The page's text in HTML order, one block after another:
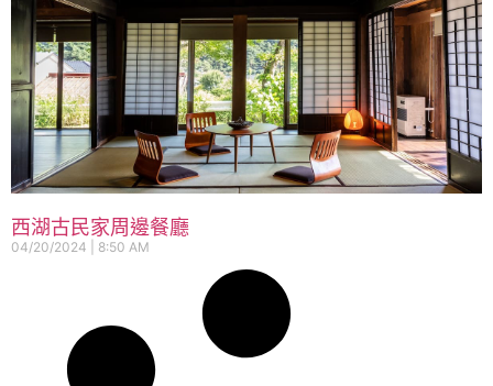
西湖古民家周邊餐廳
04/20/2024 8:50 AM